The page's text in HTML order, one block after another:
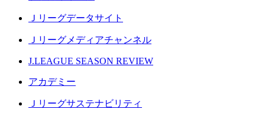
Ｊリーグデータサイト
Ｊリーグメディアチャンネル
J.LEAGUE SEASON REVIEW
アカデミー
Ｊリーグサステナビリティ